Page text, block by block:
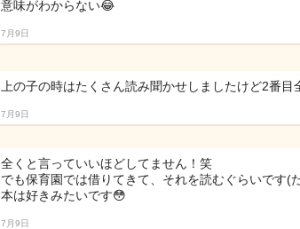
意味がわからない😂
7月9日
上の子の時はたくさん読み聞かせしましたけど2番
7月9日
全くと言っていいほどしてません！笑
でも保育園では借りてきて、それを読むぐらいです(
本は好きみたいです😳
7月9日